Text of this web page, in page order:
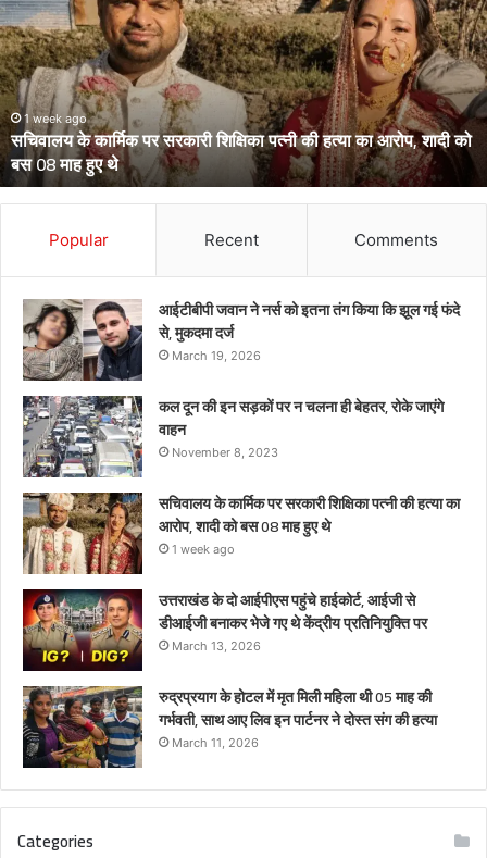
आईपीएस
पहुंचे
हाईकोर्ट,
आईजी
से
डीआईजी
बनाकर
भेजे
गए
प्रतिनियुक्ति
March 13, 2026
उत्तराखंड के दो आईपीएस पहुंचे हाईकोर्ट, आईजी से डीआईजी बनाकर भेजे गए
थे केंद्रीय प्रतिनियुक्ति पर
Popular Recent Comments
आईटीबीपी जवान ने नर्स को इतना तंग किया कि झूल गई फंदे
से, मुकदमा दर्ज
March 19, 2026
कल दून की इन सड़कों पर न चलना ही बेहतर, रोके जाएंगे
वाहन
November 8, 2023
सचिवालय के कार्मिक पर सरकारी शिक्षिका पत्नी की हत्या का
आरोप, शादी को बस 08 माह हुए थे
1 week ago
उत्तराखंड के दो आईपीएस पहुंचे हाईकोर्ट, आईजी से
डीआईजी बनाकर भेजे गए थे केंद्रीय प्रतिनियुक्ति पर
March 13, 2026
रुद्रप्रयाग के होटल में मृत मिली महिला थी 05 माह की
गर्भवती, साथ आए लिव इन पार्टनर ने दोस्त संग की हत्या
March 11, 2026
Categories